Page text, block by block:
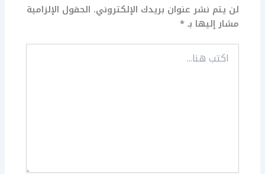
لن يتم نشر عنوان بريدك الإلكتروني. الحقول الإلزامية
مشار إليها بـ*
اكتب
هنا...